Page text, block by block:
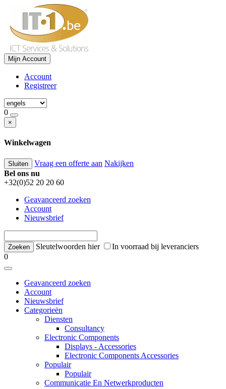
Mijn Account
Account
Registreer
0
×
Winkelwagen
Sluiten Vraag een offerte aan Nakijken
Bel ons nu
+32(0)52 20 20 60
Geavanceerd zoeken
Account
Nieuwsbrief
Sleutelwoorden hier
In voorraad bij leveranciers
0
Geavanceerd zoeken
Account
Nieuwsbrief
Categorieën
Diensten
Consultancy
Electronic Components
Displays - Accessories
Electronic Components Accessories
Populair
Populair
Communicatie En Netwerkproducten